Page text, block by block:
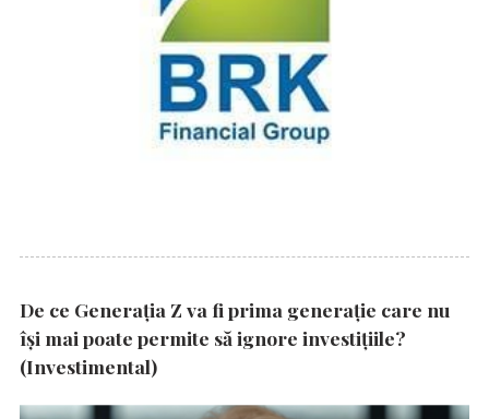
De ce Generația Z va fi prima generație care nu
își mai poate permite să ignore investițiile?
(Investimental)